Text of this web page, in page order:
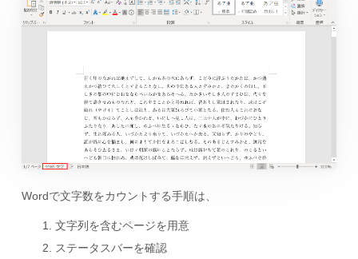
Wordで文字数をカウントする手順は、
文字列を含むページを用意
ステータスバーを確認